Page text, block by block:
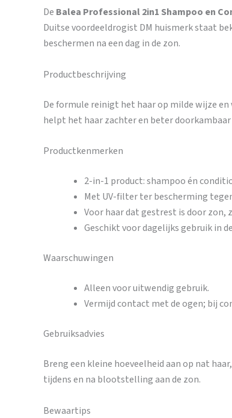
De Balea Professional 2in1 Shampoo en
Duitse voordeeldrogist DM huismerk staat
beschermen na een dag in de zon.
Productbeschrijving
De formule reinigt het haar op milde wijze
helpt het haar zachter en beter
Productkenmerken
2-in-1 product: shampoo én
Met UV-filter ter bescherming
Voor haar dat gestrest is door zon,
Geschikt voor dagelijks gebruik in
Waarschuwingen
Alleen voor uitwendig gebruik.
Vermijd contact met de ogen; bij
Gebruiksadvies
Breng een kleine hoeveelheid aan op nat
tijdens en na blootstelling aan de zon.
Bewaartips